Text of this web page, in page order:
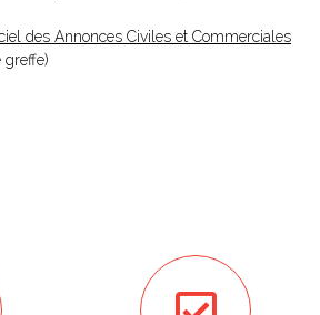
des Annonces Civiles et Commerciales
greffe)